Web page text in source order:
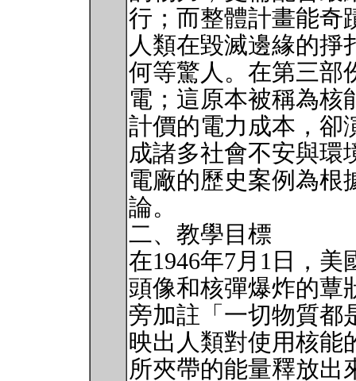
行；而整體計畫能奇
人類在毀滅邊緣的掙
何等驚人。在第三部
電；這原本被稱為核
計價的電力成本，卻
成諸多社會不安與環
電廠的歷史案例為根
論。
二、教學目標
在1946年7月1日，
頭像和核彈爆炸的蕈
旁加註「一切物質都
映出人類對使用核能
所夾帶的能量釋放出